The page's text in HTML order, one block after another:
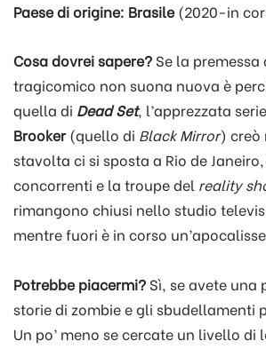
Paese di origine: Brasile(2020-in
Cosa dovrei sapere? Se la
tragicomico non suona nuova è
quella di Dead Set, l’apprezzata
Brooker (quello di Black Mirror) creò
stavolta ci si sposta a Rio de
concorrenti e la troupe del reality
rimangono chiusi nello studio
mentre fuori è in corso
Potrebbe piacermi? Sì, se avete una
storie di zombie e gli sbudellamenti
Un po’ meno se cercate un livello